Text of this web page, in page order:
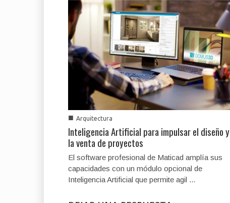
■ Arquitectura
Inteligencia Artificial para impulsar el diseño y
la venta de proyectos
El software profesional de Maticad amplía sus
capacidades con un módulo opcional de
Inteligencia Artificial que permite agil ...